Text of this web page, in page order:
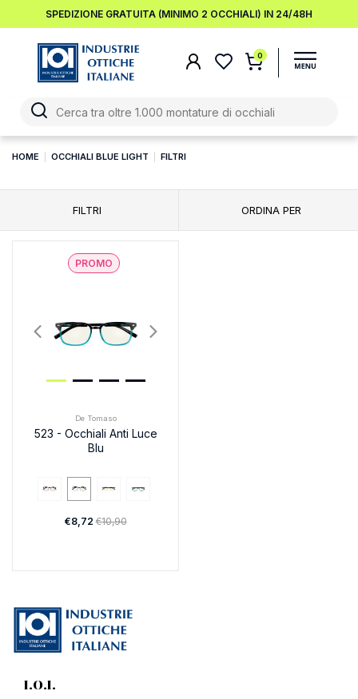
SPEDIZIONE GRATUITA (MINIMO 2 OCCHIALI) IN 24/48H
0
HOME OCCHIALI BLUE LIGHT FILTRI
FILTRI ORDINA PER
PROMO
De Tomaso
523 - Occhiali Anti Luce
Blu
€8,72€10,90
I.O.I.